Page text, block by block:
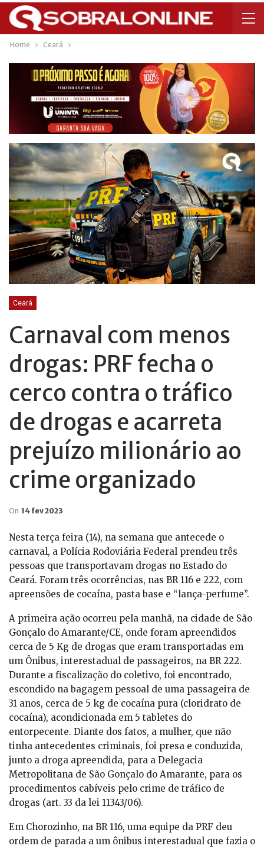
Home Ceará
Ceará
Carnaval com menos
drogas: PRF fecha o
cerco contra o tráfico
de drogas e acarreta
prejuízo milionário ao
crime organizado
On 14 fev 2023
Nesta terça feira (14), na semana que antecede o
carnaval, a Polícia Rodoviária Federal prendeu três
pessoas que transportavam drogas no Estado do
Ceará. Foram três ocorrências, nas BR 116 e 222, com
apreensões de cocaína, pasta base e “lança-perfume”.
A primeira ação ocorreu pela manhã, na cidade de São
Gonçalo do Amarante/CE, onde foram apreendidos
cerca de 5 Kg de drogas que eram transportadas em
um Ônibus, interestadual de passageiros, na BR 222.
Durante a fiscalização do coletivo, foi encontrado,
escondido na bagagem pessoal de uma passageira de
31 anos, cerca de 5 kg de cocaína pura (cloridrato de
cocaína), acondicionada em 5 tabletes do
entorpecente. Diante dos fatos, a mulher, que não
tinha antecedentes criminais, foi presa e conduzida,
junto a droga apreendida, para a Delegacia
Metropolitana de São Gonçalo do Amarante, para os
procedimentos cabíveis pelo crime de tráfico de
drogas (art. 33 da lei 11343/06).
Em Chorozinho, na BR 116, uma equipe da PRF deu
ordem de parada a um ônibus interestadual que fazia o